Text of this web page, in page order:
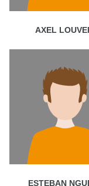
AXEL
ESTEBAN